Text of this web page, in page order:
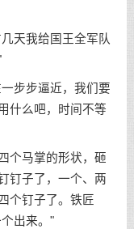
天我给国王全军队
步步逼近，我们要
什么吧，时间不等
个马掌的形状，砸
钉子了，一个、两
个钉子了。铁匠
出来。"